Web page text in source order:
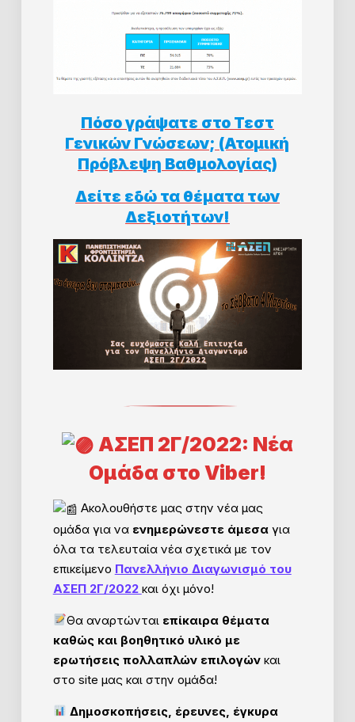
Πόσο γράψατε στο Τεστ
Γενικών Γνώσεων; (Ατομική
Πρόβλεψη Βαθμολογίας)
Δείτε εδώ τα θέματα των
Δεξιοτήτων!
ΑΣΕΠ 2Γ/2022: Νέα
Ομάδα στο Viber!
Ακολουθήστε μας στην νέα μας
ομάδα για να ενημερώνεστε άμεσαγια
όλα τα τελευταία νέα σχετικά με τον
επικείμενο Πανελλήνιο Διαγωνισμό του
ΑΣΕΠ 2Γ/2022 και όχι μόνο!
Θα αναρτώνται επίκαιρα θέματα
καθώς και βοηθητικό υλικό με
ερωτήσεις πολλαπλών επιλογώνκαι
στο site μας και στην ομάδα!
Δημοσκοπήσεις, έρευνες, έγκυρα